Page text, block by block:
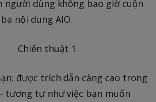
người dùng không bao giờ cuộn
nội dung AIO.
được trích dẫn càng cao trong
tương tự như việc bạn muốn